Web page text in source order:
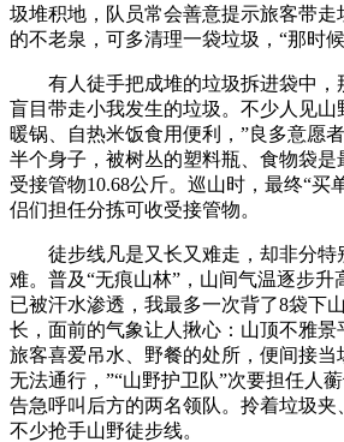
圾堆积地，队员常会善意提示旅客带走
的不老泉，可多清理一袋垃圾，“那时
有人徒手把成堆的垃圾拆进袋中，
盲目带走小我发生的垃圾。不少人见
暖锅、自热米饭食用便利，”良多意愿
半个身子，被树丛的塑料瓶、食物袋是
受接管物10.68公斤。巡山时，最终“买
侣们担任分拣可收受接管物。
徒步线凡是又长又难走，却非分特
难。普及“无痕山林”，山间气温逐步升
已被汗水渗透，我最多一次背了8袋下
长，面前的气象让人揪心：山顶不雅景
旅客喜爱吊水、野餐的处所，便间接当
无法通行，”“山野护卫队”次要担任人
告急呼叫后方的两名领队。拎着垃圾夹
不少抢手山野徒步线。